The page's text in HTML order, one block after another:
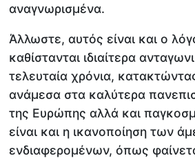
αναγνωρισμένα.
Άλλωστε, αυτός είναι και ο
καθίστανται ιδιαίτερα
τελευταία χρόνια,
ανάμεσα στα καλύτερα
της Ευρώπης αλλά και
είναι και η ικανοποίηση των
ενδιαφερομένων, όπως